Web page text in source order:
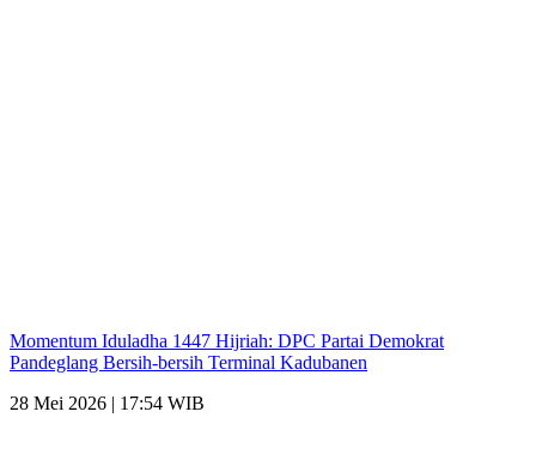
Momentum Iduladha 1447 Hijriah: DPC Partai Demokrat
Pandeglang Bersih-bersih Terminal Kadubanen
28 Mei 2026 | 17:54 WIB